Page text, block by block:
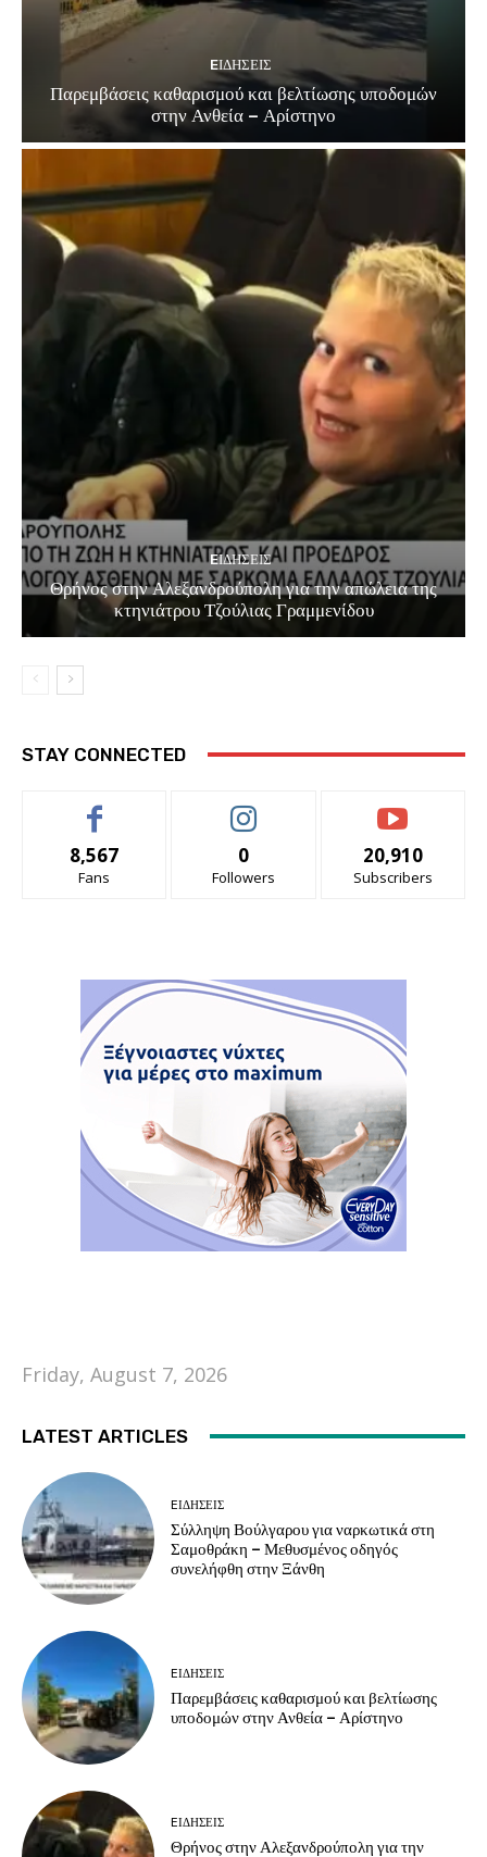
EΙΔΗΣΕΙΣ
Παρεμβάσεις καθαρισμού και βελτίωσης υποδομών
στην Ανθεία – Αρίστηνο
EΙΔΗΣΕΙΣ
Θρήνος στην Αλεξανδρούπολη για την απώλεια της
κτηνιάτρου Τζούλιας Γραμμενίδου
STAY CONNECTED
8,567
Fans
0
Followers
20,910
Subscribers
Friday, August 7, 2026
LATEST ARTICLES
EΙΔΗΣΕΙΣ
Σύλληψη Βούλγαρου για ναρκωτικά στη
Σαμοθράκη – Μεθυσμένος οδηγός
συνελήφθη στην Ξάνθη
EΙΔΗΣΕΙΣ
Παρεμβάσεις καθαρισμού και βελτίωσης
υποδομών στην Ανθεία – Αρίστηνο
EΙΔΗΣΕΙΣ
Θρήνος στην Αλεξανδρούπολη για την